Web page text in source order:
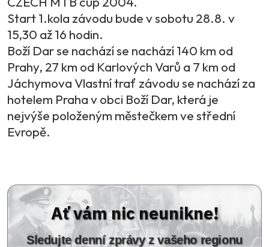
Start 1.kola závodu bude v sobotu 28.8. v
15,30 až 16 hodin.
Boží Dar se nachází se nachází 140 km od
Prahy, 27 km od Karlových Varů a 7 km od
Jáchymova Vlastní trať závodu se nachází za
hotelem Praha v obci Boží Dar, která je
nejvýše položeným městečkem ve střední
Evropě.
Ať vám nic neunikne!
Sledujte denní zprávy z vašeho regionu